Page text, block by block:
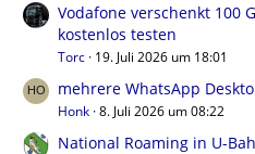
Vodafone verschenkt 100
kostenlos testen
Torc 19. Juli 2026 um 18:01
mehrere WhatsApp
Honk 8. Juli 2026 um 08:22
National Roaming in U-